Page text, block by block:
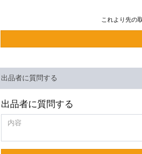
これより先の
出品者に質問する
出品者に質問する